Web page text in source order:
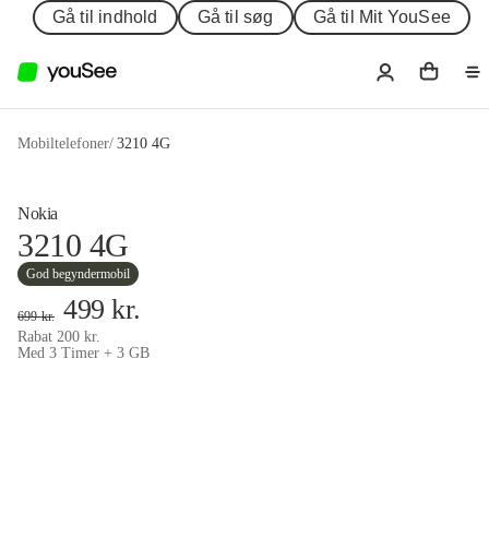
Gå til indhold Gå til søg Gå til Mit YouSee
Mobiltelefoner/ 3210 4G
Nokia
3210 4G
God begyndermobil
699kr. 499kr.
Rabat 200 kr.
Med 3 Timer + 3 GB